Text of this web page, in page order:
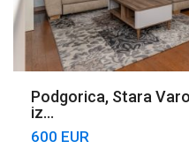
Podgorica, Stara
iz...
600 EUR